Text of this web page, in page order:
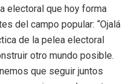
electoral que hoy forma
del campo popular: “Ojalá
de la pelea electoral
otro mundo posible.
que seguir juntos